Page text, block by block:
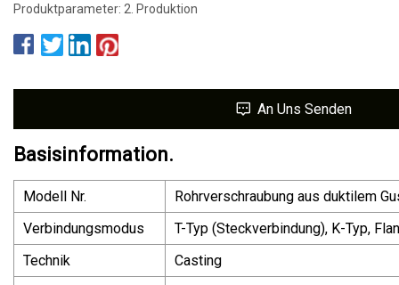
Produktparameter: 2. Produktion
An Uns Senden
Basisinformation.
Modell Nr.
Rohrverschraubung aus duktilem
Verbindungsmodus
T-Typ (Steckverbindung), K-Typ,
Technik
Casting